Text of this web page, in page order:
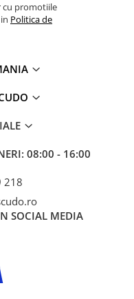
cu promotiile
Politica de
08:00 - 16:00
218
SOCIAL MEDIA